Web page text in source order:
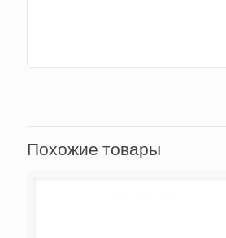
Похожие товары